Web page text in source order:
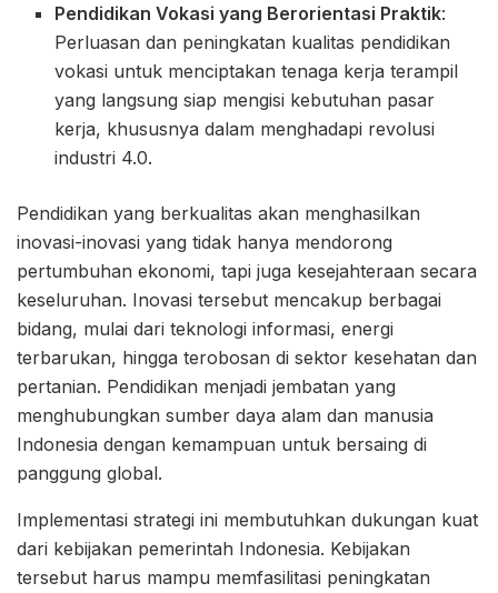
Pendidikan Vokasi yang Berorientasi Praktik:
Perluasan dan peningkatan kualitas pendidikan
vokasi untuk menciptakan tenaga kerja terampil
yang langsung siap mengisi kebutuhan pasar
kerja, khususnya dalam menghadapi revolusi
industri 4.0.
Pendidikan yang berkualitas akan menghasilkan
inovasi-inovasi yang tidak hanya mendorong
pertumbuhan ekonomi, tapi juga kesejahteraan secara
keseluruhan. Inovasi tersebut mencakup berbagai
bidang, mulai dari teknologi informasi, energi
terbarukan, hingga terobosan di sektor kesehatan dan
pertanian. Pendidikan menjadi jembatan yang
menghubungkan sumber daya alam dan manusia
Indonesia dengan kemampuan untuk bersaing di
panggung global.
Implementasi strategi ini membutuhkan dukungan kuat
dari kebijakan pemerintah Indonesia. Kebijakan
tersebut harus mampu memfasilitasi peningkatan